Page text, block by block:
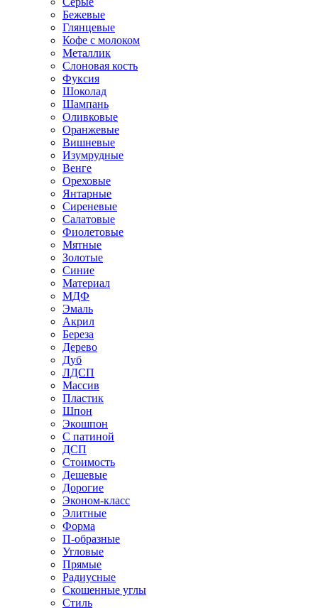
Бежевые
Глянцевые
Кофе с молоком
Металлик
Слоновая кость
Фуксия
Шоколад
Шампань
Оливковые
Оранжевые
Вишневые
Изумрудные
Венге
Ореховые
Янтарные
Сиреневые
Салатовые
Фиолетовые
Мятные
Золотые
Синие
Материал
МДФ
Эмаль
Акрил
Береза
Дерево
Дуб
ЛДСП
Массив
Пластик
Шпон
Экошпон
С патиной
ДСП
Стоимость
Дешевые
Дорогие
Эконом-класс
Элитные
Форма
П-образные
Угловые
Прямые
Радиусные
Скошенные углы
Стиль